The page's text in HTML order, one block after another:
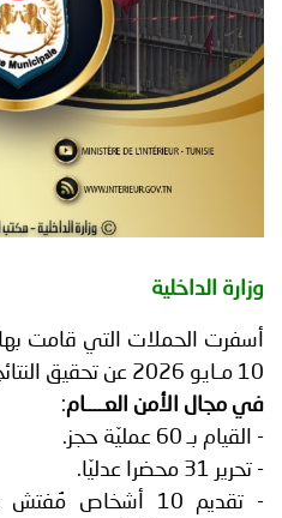
الإلكترونية
صور
وفيديو
مجلة
أصداء
الأمانة
إعلانات
نحن
اتصل
بنا
وزارة الداخلية
أسفرت الحملات التي قامت
10 مـايو 2026 عن تحقيق النتائج التالية:
في مجال الأمن العــــام:
- القيام بـ 60 عمليّة حجز.
- تحرير 31 محضرا عدليّا.
- تقديم 10 أشخاص